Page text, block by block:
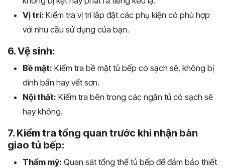
Vị trí: Kiểm tra vị trí lắp đặt các phụ kiện có phù hợp
với nhu cầu sử dụng của bạn.
6. Vệ sinh:
Bề mặt: Kiểm tra bề mặt tủ bếp có sạch sẽ, không bị
dính bẩn hay vết sơn.
Nội thất: Kiểm tra bên trong các ngăn tủ có sạch sẽ
hay không.
7. Kiểm tra tổng quan trước khi nhận bàn
giao tủ bếp:
Thẩm mỹ: Quan sát tổng thể tủ bếp để đảm bảo thiết